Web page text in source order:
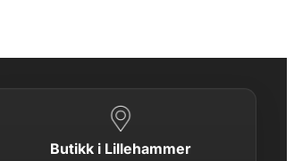
Butikk i Lillehammer